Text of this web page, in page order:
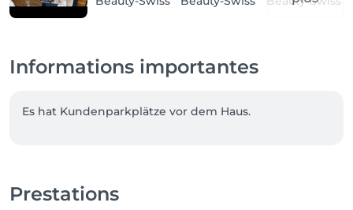
Informations importantes
Es hat Kundenparkplätze vor dem Haus.
Prestations